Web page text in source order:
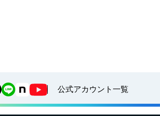
公式アカウント一覧